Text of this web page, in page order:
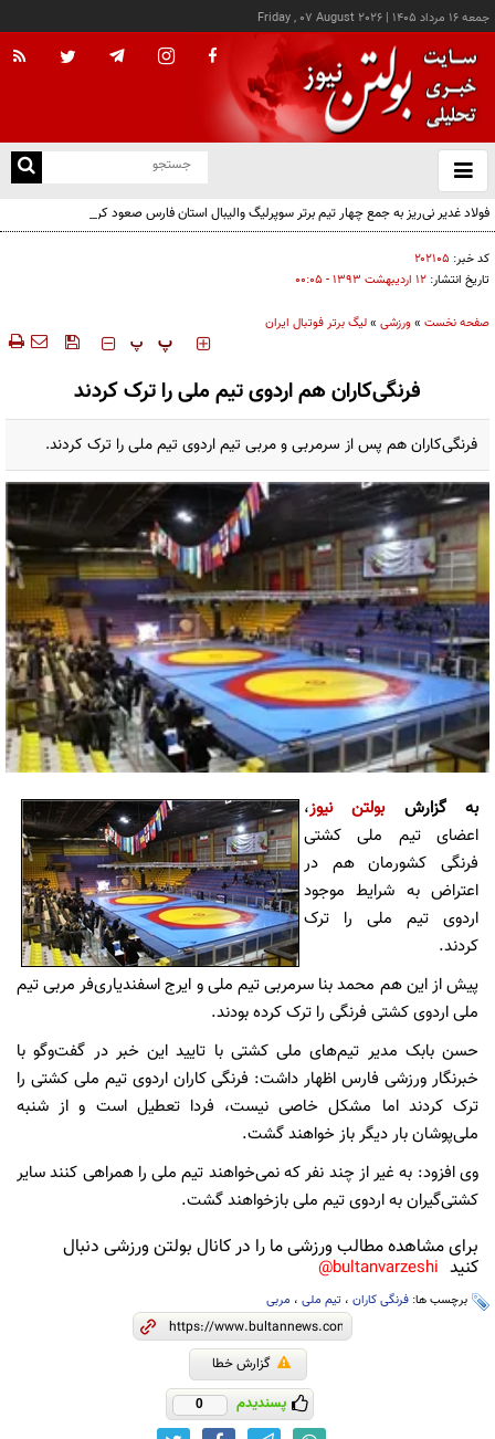
جمعه ۱۶ مرداد ۱۴۰۵ |
Friday , 07 August 2026
باز
و
فولاد غدیر نی‌ریز به جمع چهار تیم برتر سوپرلیگ والیبال استان فارس صعود کرد
کد خبر: ۲۰۲۱۰۵
تاریخ انتشار: ۱۲ ارديبهشت ۱۳۹۳ - ۰۰:۰۵
صفحه نخست »ورزشی »لیگ برتر فوتبال ایران
‍‍‍ پ پ
فرنگی‌کاران هم اردوی تیم ملی را ترک کردند
فرنگی‌کاران هم پس از سرمربی و مربی تیم اردوی تیم ملی را ترک کردند.
به گزارشبولتن نیوز،
اعضای تیم ملی کشتی
فرنگی کشورمان هم در
اعتراض به شرایط موجود
اردوی تیم ملی را ترک
کردند.
پیش از این هم محمد بنا سرمربی تیم ملی و ایرج اسفندیاری‌فر مربی تیم
ملی اردوی کشتی فرنگی را ترک کرده بودند.
حسن بابک مدیر تیم‌های ملی کشتی با تایید این خبر در گفت‌و‌گو با
خبرنگار ورزشی فارس اظهار داشت: فرنگی کاران اردوی تیم ملی کشتی را
ترک کردند اما مشکل خاصی نیست، فردا تعطیل است و از شنبه
ملی‌پوشان بار دیگر باز خواهند گشت.
وی افزود: به غیر از چند نفر که نمی‌خواهند تیم ملی را همراهی کنند سایر
کشتی‌گیران به اردوی تیم ملی بازخواهند گشت.
برای مشاهده مطالب ورزشی ما را در کانال بولتن ورزشی دنبال
کنید bultanvarzeshi@
برچسب ها: فرنگی کاران ، تیم ملی ، مربی
گزارش خطا
پسندیدم 0